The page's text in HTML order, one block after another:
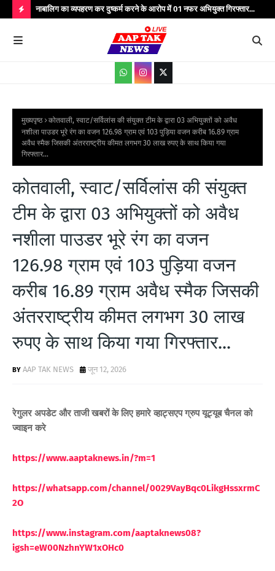
O
S
S
नाबालिग का व्यपहरण कर दुष्कर्म करने के आरोप में 01 नफर अभियुक्त गिरफ्तार...
मुख्यपृष्ठ
कोतवाली, स्वाट/सर्विलांस की संयुक्त टीम के द्वारा 03 अभियुक्तों को अवैध
नशीला पाउडर भूरे रंग का वजन 126.98 ग्राम एवं 103 पुड़िया वजन करीब 16.89 ग्राम
अवैध स्मैक जिसकी अंतरराष्ट्रीय कीमत लगभग 30 लाख रुपए के साथ किया गया
गिरफ्तार...
कोतवाली, स्वाट/सर्विलांस की संयुक्त
टीम के द्वारा 03 अभियुक्तों को अवैध
नशीला पाउडर भूरे रंग का वजन
126.98 ग्राम एवं 103 पुड़िया वजन
करीब 16.89 ग्राम अवैध स्मैक जिसकी
अंतरराष्ट्रीय कीमत लगभग 30 लाख
रुपए के साथ किया गया गिरफ्तार...
AAP TAK NEWS जून 12, 2026
रेगुलर अपडेट और ताजी खबरों के लिए हमारे व्हाट्सएप ग्रुप यूट्यूब चैनल को
ज्वाइन करे
https://www.aaptaknews.in/?m=1
https://whatsapp.com/channel/0029VayBqc0LikgHssxrmC
2O
https://www.instagram.com/aaptaknews08?
igsh=eW00NzhnYW1xOHc0